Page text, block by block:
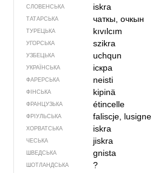
СЛОВЕНСЬКА iskra
ТАТАРСЬКА чаткы, очкын
ТУРЕЦЬКА kıvılcım
УГОРСЬКА szikra
УЗБЕЦЬКА uchqun
УКРАЇНСЬКА іскра
ФАРЕРСЬКА neisti
ФІНСЬКА kipinä
ФРАНЦУЗЬКА étincelle
ФРІУЛЬСЬКА faliscje, lusigne
ХОРВАТСЬКА iskra
ЧЕСЬКА jiskra
ШВЕДСЬКА gnista
ШОТЛАНДСЬКА ?